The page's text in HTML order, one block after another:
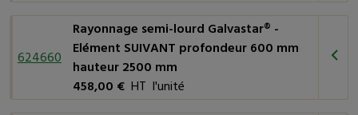
624660
Rayonnage semi-lourd Galvastar® -
Elément SUIVANT profondeur 600 mm
hauteur 2500 mm
458,00 €HT l'unité